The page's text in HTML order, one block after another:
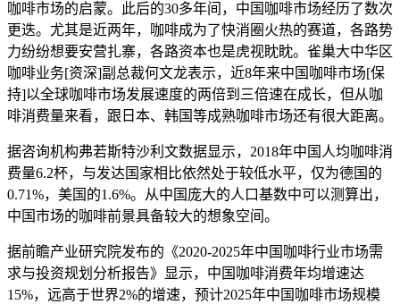
咖啡市场的启蒙。此后的30多年间，中国咖啡市场经历了数次
更迭。尤其是近两年，咖啡成为了快消圈火热的赛道，各路势
力纷纷想要安营扎寨，各路资本也是虎视眈眈。雀巢大中华区
咖啡业务[资深]副总裁何文龙表示，近8年来中国咖啡市场[保
持]以全球咖啡市场发展速度的两倍到三倍速在成长，但从咖
啡消费量来看，跟日本、韩国等成熟咖啡市场还有很大距离。
据咨询机构弗若斯特沙利文数据显示，2018年中国人均咖啡消
费量6.2杯，与发达国家相比依然处于较低水平，仅为德国的
0.71%，美国的1.6%。从中国庞大的人口基数中可以测算出，
中国市场的咖啡前景具备较大的想象空间。
据前瞻产业研究院发布的《2020-2025年中国咖啡行业市场需
求与投资规划分析报告》显示，中国咖啡消费年均增速达
15%，远高于世界2%的增速，预计2025年中国咖啡市场规模